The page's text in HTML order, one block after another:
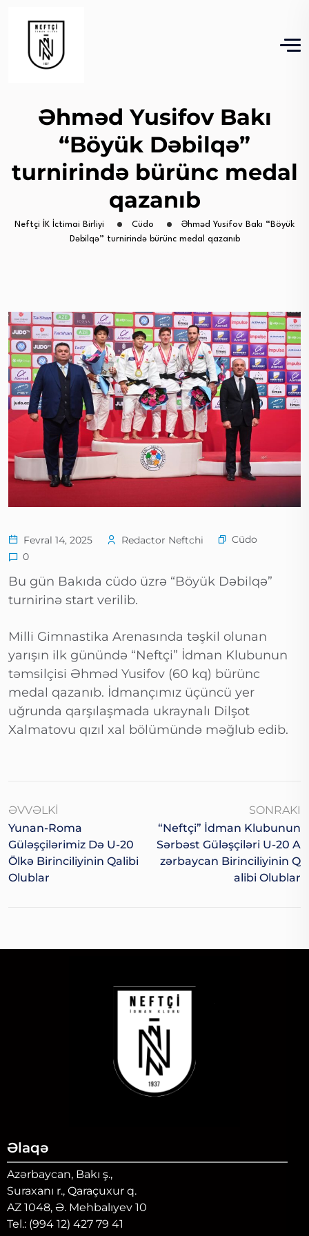
Əhməd Yusifov Bakı
“Böyük Dəbilqə”
turnirində bürünc medal
qazanıb
Neftçi İK İctimai Birliyi Cüdo
Əhməd Yusifov Bakı “Böyük
Dəbilqə” turnirində bürünc medal qazanıb
Fevral 14, 2025 Redactor Neftchi
Cüdo
0
Bu gün Bakıda cüdo üzrə “Böyük Dəbilqə”
turnirinə start verilib.
Milli Gimnastika Arenasında təşkil olunan
yarışın ilk günündə “Neftçi” İdman Klubunun
təmsilçisi Əhməd Yusifov (60 kq) bürünc
medal qazanıb. İdmançımız üçüncü yer
uğrunda qarşılaşmada ukraynalı Dilşot
Xalmatovu qızıl xal bölümündə məğlub edib.
ƏVVƏLKI
Yunan-Roma
Güləşçilərimiz Də U-20
Ölkə Birinciliyinin Qalibi
Olublar
SONRAKI
“Neftçi” İdman Klubunun
Sərbəst Güləşçiləri U-20 A
Zərbaycan Birinciliyinin Q
Alibi Olublar
Əlaqə
Azərbaycan, Bakı ş.,
Suraxanı r., Qaraçuxur q.
AZ 1048, Ə. Mehbalıyev 10
Tel.: (994 12) 427 79 41